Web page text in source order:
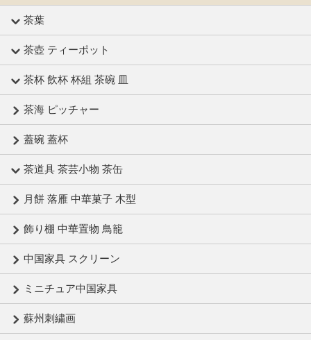
茶葉
茶壺 ティーポット
茶杯 飲杯 杯組 茶碗 皿
茶海 ピッチャー
蓋碗 蓋杯
茶道具 茶芸小物 茶缶
月餅 落雁 中華菓子 木型
飾り棚 中華置物 鳥籠
中国家具 スクリーン
ミニチュア中国家具
蘇州刺繍画